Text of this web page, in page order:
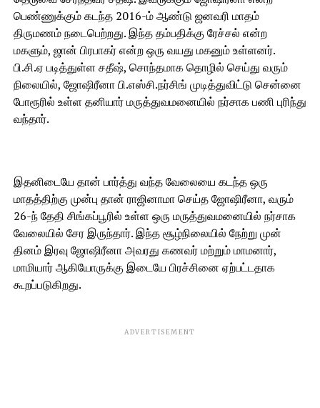
பெண்ணுக்கும் கடந்த 2016-ம் ஆண்டு ஜனவரி மாதம்
திருமணம் நடைபெற்றது. இந்த தம்பதிக்கு ரேச்சல் என்ற
மகளும், ஜான் பிரபாகர் என்ற ஒரு வயது மகனும் உள்ளனர்.
பி.சி.ஏ படித்துள்ள சதீஷ், சொந்தமாக தொழில் செய்து வரும்
நிலையில், ஜோஷிரீனா பி.எஸ்சி.நர்சிங் முடித்துவிட்டு சென்னை
போரூரில் உள்ள தனியார் மருத்துவமனையில் நர்சாக பணி புரிந்து
வந்தார்.
இதனிடையே தான் பார்த்து வந்த வேலையை கடந்த ஒரு
மாதத்திற்கு முன்பு தான் ராஜினாமா செய்த ஜோஷிரீனா, வரும்
26-ந் தேதி சிங்கப்பூரில் உள்ள ஒரு மருத்துவமனையில் நர்சாக
வேலையில் சேர இருந்தார். இந்த சூழ்நிலையில் நேற்று முன்
தினம் இரவு ஜோஷிரீனா அவரது கணவர் மற்றும் மாமனார்,
மாமியார் ஆகியோருக்கு இடையே பிரச்சினை ஏற்பட்டதாக
கூறப்படுகிறது.
ADVERTISEMENT